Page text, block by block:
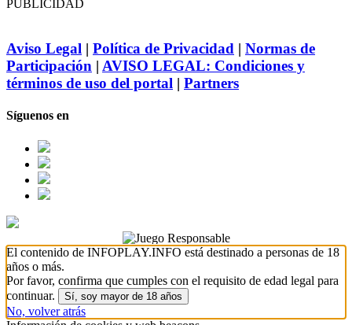
PUBLICIDAD
Aviso Legal | Política de Privacidad | Normas de
Participación | AVISO LEGAL: Condiciones y
términos de uso del portal | Partners
Síguenos en
El contenido de INFOPLAY.INFO está destinado a personas de 18
años o más.
Por favor, confirma que cumples con el requisito de edad legal para
continuar.
Sí, soy mayor de 18 años
No, volver atrás